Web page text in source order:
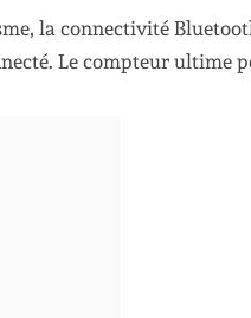
la connectivité
Le compteur ultime